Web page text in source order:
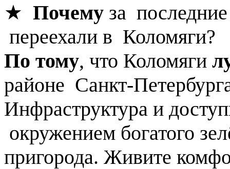
★ Почему за
переехали в Коломяги?
По тому, что Коломяги
районе Санкт-
Инфраструктура и
окружением богатого
пригорода. Живите